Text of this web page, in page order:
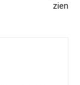
zien